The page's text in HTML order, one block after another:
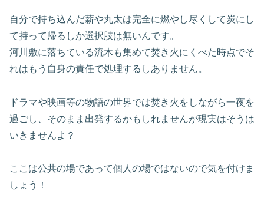
自分で持ち込んだ薪や丸太は完全に燃やし尽くして炭にし
て持って帰るしか選択肢は無いんです。
河川敷に落ちている流木も集めて焚き火にくべた時点でそ
れはもう自身の責任で処理するしありません。
ドラマや映画等の物語の世界では焚き火をしながら一夜を
過ごし、そのまま出発するかもしれませんが現実はそうは
いきませんよ？
ここは公共の場であって個人の場ではないので気を付けま
しょう！